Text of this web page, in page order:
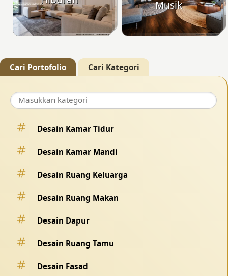
Musik
Cari Portofolio Cari Kategori
Desain Kamar Tidur
Desain Kamar Mandi
Desain Ruang Keluarga
Desain Ruang Makan
Desain Dapur
Desain Ruang Tamu
Desain Fasad